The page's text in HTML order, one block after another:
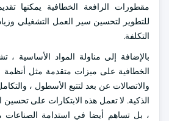
مقطورات الرافعة الخطافية يمكنها
للتطوير لتحسين سير العمل التشغيلي
التكلفة.
بالإضافة إلى مناولة المواد الأساسية
الخطافية على ميزات متقدمة مثل أنظمة
والاتصالات عن بعد لتتبع الأسطول ،
الذكية. لا تعمل هذه الابتكارات على
، بل تساهم أيضا في استدامة الصناعات